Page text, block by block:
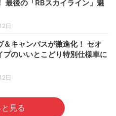
最後の「RBスカイライン」魅
日
＆キャンバスが激進化！ セオ
プのいいとこどり特別仕様車に
日
と見る